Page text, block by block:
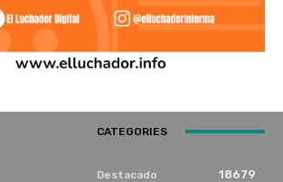
CATEGORIES
Destacado 18679